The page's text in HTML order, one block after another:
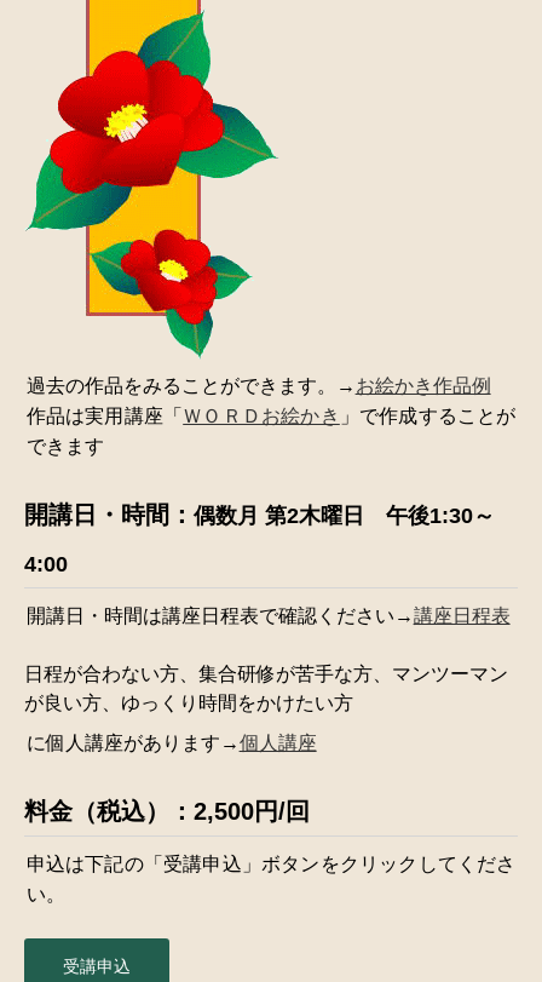
過去の作品をみることができます。→ お絵かき作品例
作品は実用講座「 ＷＯＲＤお絵かき 」で作成することが
できます
開講日・時間： 偶数月 第2木曜日 午後1:30～
4:00
開講日・時間は講座日程表で確認ください→講座日程表
日程が合わない方、集合研修が苦手な方、マンツーマン
が良い方、ゆっくり時間をかけたい方
に個人講座があります→個人講座
料金（税込）：2,500円/回
申込は下記の「受講申込」ボタンをクリックしてくださ
い。
受講申込